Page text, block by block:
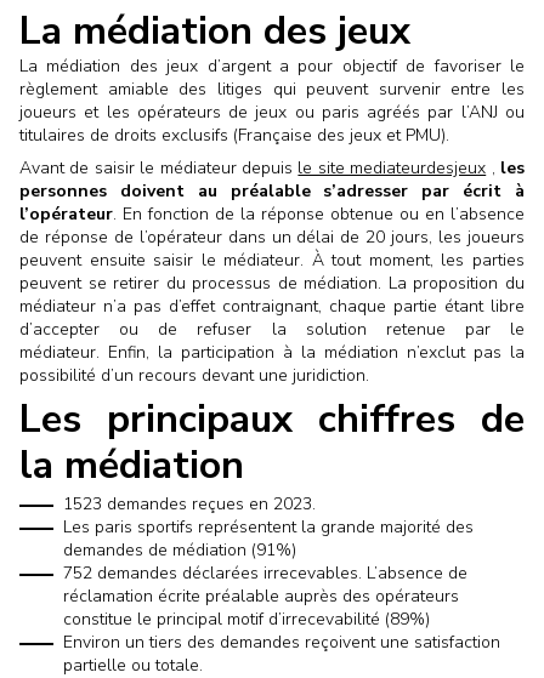
La médiation des jeux
La médiation des jeux d’argent a pour objectif de favoriser le
règlement amiable des litiges qui peuvent survenir entre les
joueurs et les opérateurs de jeux ou paris agréés par l’ANJ ou
titulaires de droits exclusifs (Française des jeux et PMU).
Avant de saisir le médiateur depuis le site mediateurdesjeux , les
personnes doivent au préalable s’adresser par écrit à
l’opérateur. En fonction de la réponse obtenue ou en l’absence
de réponse de l’opérateur dans un délai de 20 jours, les joueurs
peuvent ensuite saisir le médiateur. À tout moment, les parties
peuvent se retirer du processus de médiation. La proposition du
médiateur n’a pas d’effet contraignant, chaque partie étant libre
d’accepter ou de refuser la solution retenue par le
médiateur. Enfin, la participation à la médiation n’exclut pas la
possibilité d’un recours devant une juridiction.
Les principaux chiffres de
la médiation
1523 demandes reçues en 2023.
Les paris sportifs représentent la grande majorité des
demandes de médiation (91%)
752 demandes déclarées irrecevables. L’absence de
réclamation écrite préalable auprès des opérateurs
constitue le principal motif d’irrecevabilité (89%)
Environ un tiers des demandes reçoivent une satisfaction
partielle ou totale.